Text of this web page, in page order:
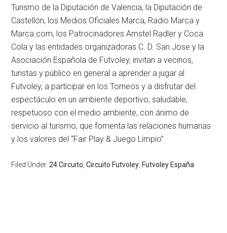
Turismo de la Diputación de Valencia, la Diputación de
Castellón, los Medios Oficiales Marca, Radio Marca y
Marca.com, los Patrocinadores Amstel Radler y Coca
Cola y las entidades organizadoras C. D. San Jose y la
Asociación Española de Futvoley, invitan a vecinos,
turistas y público en general a aprender a jugar al
Futvoley, a participar en los Torneos y a disfrutar del
espectáculo en un ambiente deportivo, saludable,
respetuoso con el medio ambiente, con ánimo de
servicio al turismo, que fomenta las relaciones humanas
y los valores del “Fair Play & Juego Limpio”.
Filed Under:24 Circuito,Circuito Futvoley, Futvoley España